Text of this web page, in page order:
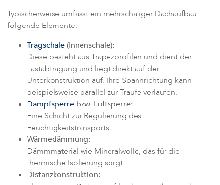
Typischerweise umfasst ein mehrschaliger Dachaufbau
folgende Elemente:
Tragschale(Innenschale):
Diese besteht aus Trapezprofilen und dient der
Lastabtragung und liegt direkt auf der
Unterkonstruktion auf. Ihre Spannrichtung kann
beispielsweise parallel zur Traufe verlaufen.
Dampfsperre bzw. Luftsperre:
Eine Schicht zur Regulierung des
Feuchtigkeitstransports.
Wärmedämmung:
Dämmmaterial wie Mineralwolle, das für die
thermische Isolierung sorgt.
Distanzkonstruktion: